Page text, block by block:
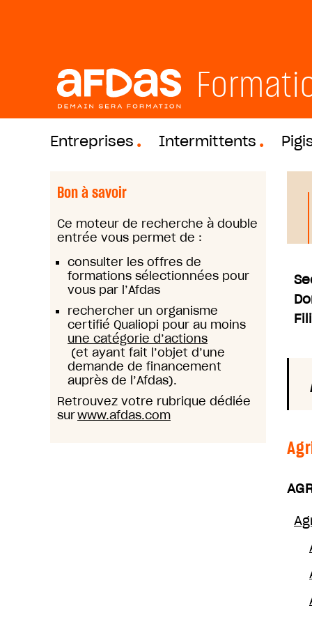
Entreprises Intermittents
Bon à savoir
Ce moteur de recherche à double
entrée vous permet de :
consulter les offres de
formations sélectionnées pour
vous par l’Afdas
rechercher un organisme
certifié Qualiopi pour au moins
une catégorie d’actions
(et ayant fait l’objet d’une
demande de financement
auprès de l’Afdas).
Retrouvez votre rubrique dédiée
surwww.afdas.com